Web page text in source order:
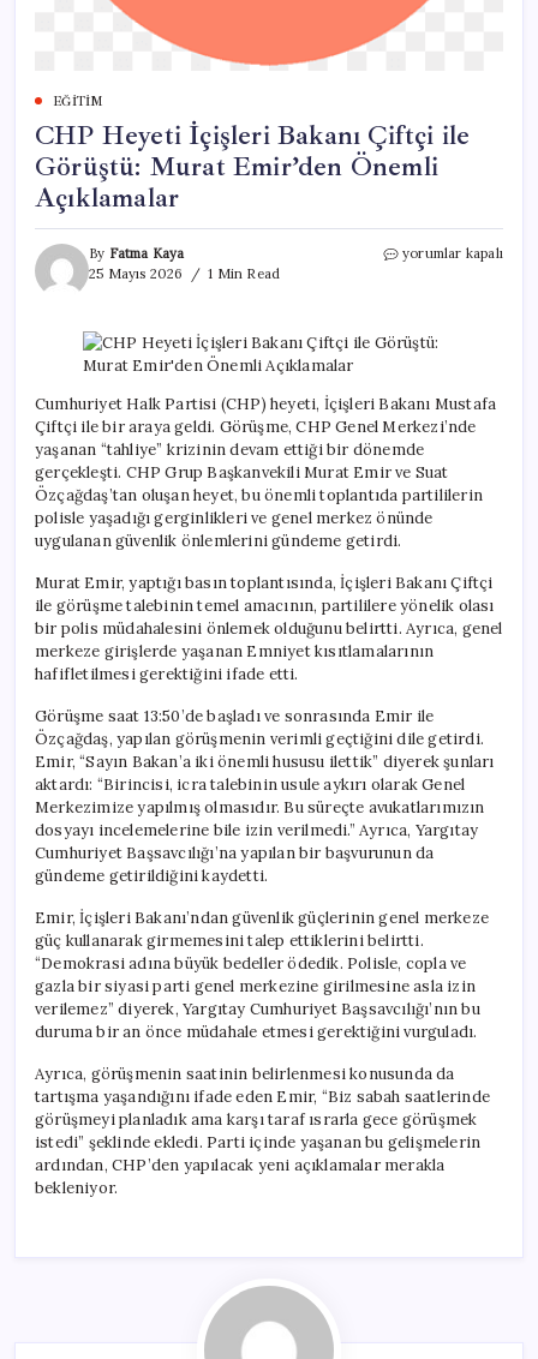
EĞITIM
CHP Heyeti İçişleri Bakanı Çiftçi ile
Görüştü: Murat Emir’den Önemli
Açıklamalar
By Fatma Kaya
25 Mayıs 2026
1 Min Read
CHP
Çiftçi
ile
Murat
Emir’den
Önemli
Açıklamalar
için
yorumlar kapalı
Cumhuriyet Halk Partisi (CHP) heyeti, İçişleri Bakanı Mustafa
Çiftçi ile bir araya geldi. Görüşme, CHP Genel Merkezi’nde
yaşanan “tahliye” krizinin devam ettiği bir dönemde
gerçekleşti. CHP Grup Başkanvekili Murat Emir ve Suat
Özçağdaş’tan oluşan heyet, bu önemli toplantıda partililerin
polisle yaşadığı gerginlikleri ve genel merkez önünde
uygulanan güvenlik önlemlerini gündeme getirdi.
Murat Emir, yaptığı basın toplantısında, İçişleri Bakanı Çiftçi
ile görüşme talebinin temel amacının, partililere yönelik olası
bir polis müdahalesini önlemek olduğunu belirtti. Ayrıca, genel
merkeze girişlerde yaşanan Emniyet kısıtlamalarının
hafifletilmesi gerektiğini ifade etti.
Görüşme saat 13:50’de başladı ve sonrasında Emir ile
Özçağdaş, yapılan görüşmenin verimli geçtiğini dile getirdi.
Emir, “Sayın Bakan’a iki önemli hususu ilettik” diyerek şunları
aktardı: “Birincisi, icra talebinin usule aykırı olarak Genel
Merkezimize yapılmış olmasıdır. Bu süreçte avukatlarımızın
dosyayı incelemelerine bile izin verilmedi.” Ayrıca, Yargıtay
Cumhuriyet Başsavcılığı’na yapılan bir başvurunun da
gündeme getirildiğini kaydetti.
Emir, İçişleri Bakanı’ndan güvenlik güçlerinin genel merkeze
güç kullanarak girmemesini talep ettiklerini belirtti.
“Demokrasi adına büyük bedeller ödedik. Polisle, copla ve
gazla bir siyasi parti genel merkezine girilmesine asla izin
verilemez” diyerek, Yargıtay Cumhuriyet Başsavcılığı’nın bu
duruma bir an önce müdahale etmesi gerektiğini vurguladı.
Ayrıca, görüşmenin saatinin belirlenmesi konusunda da
tartışma yaşandığını ifade eden Emir, “Biz sabah saatlerinde
görüşmeyi planladık ama karşı taraf ısrarla gece görüşmek
istedi” şeklinde ekledi. Parti içinde yaşanan bu gelişmelerin
ardından, CHP’den yapılacak yeni açıklamalar merakla
bekleniyor.